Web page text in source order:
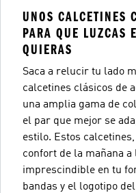
UNOS CALCETINES
PARA QUE LUZCAS
QUIERAS
Saca a relucir tu lado
calcetines clásicos de
una amplia gama de
el par que mejor se
estilo. Estos
confort de la mañana
imprescindible en tu
bandas y el logotipo